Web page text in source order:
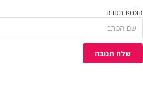
הוסיפו תגובה
שלח תגובה